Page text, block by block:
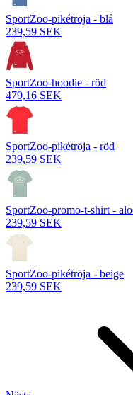
SportZoo-pikétröja - blå
239,59 SEK
SportZoo-hoodie - röd
479,16 SEK
SportZoo-pikétröja - röd
239,59 SEK
SportZoo-promo-t-shirt -
239,59 SEK
SportZoo-pikétröja - beige
239,59 SEK